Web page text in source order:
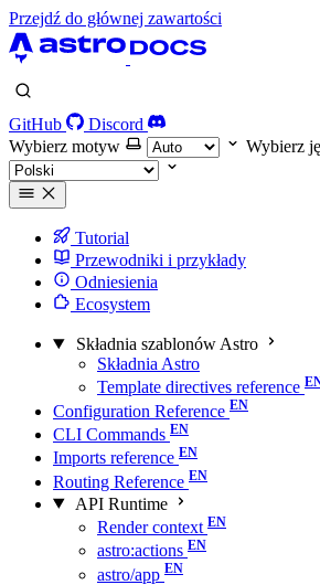
Przejdź do głównej zawartości
GitHub
Discord
Wybierz motyw
Wybierz
Tutorial
Przewodniki i przykłady
Odniesienia
Ecosystem
Składnia szablonów Astro
Składnia Astro
Template directives reference
Configuration Reference
CLI Commands
Imports reference
Routing Reference
API Runtime
Render context
astro:actions
astro/app